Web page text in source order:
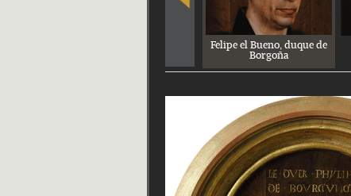
Felipe el Bueno, duque de
Borgoña